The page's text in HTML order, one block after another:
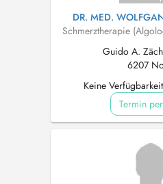
DR. MED.
Schmerztherapie
Guido A.
6207
Keine
Termin